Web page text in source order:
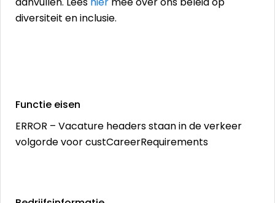
diversiteit en inclusie.
Functie eisen
ERROR – Vacature headers staan in de verkeer
volgorde voor custCareerRequirements